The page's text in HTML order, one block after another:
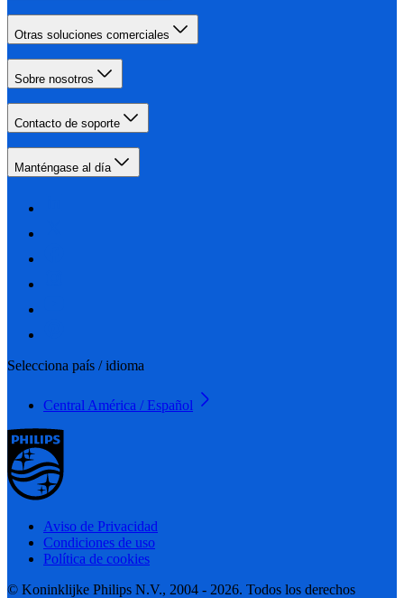
Otras soluciones comerciales
Sobre nosotros
Contacto de soporte
Manténgase al día
Selecciona país / idioma
Central América / Español
Aviso de Privacidad
Condiciones de uso
Política de cookies
© Koninklijke Philips N.V., 2004 - 2026. Todos los derechos